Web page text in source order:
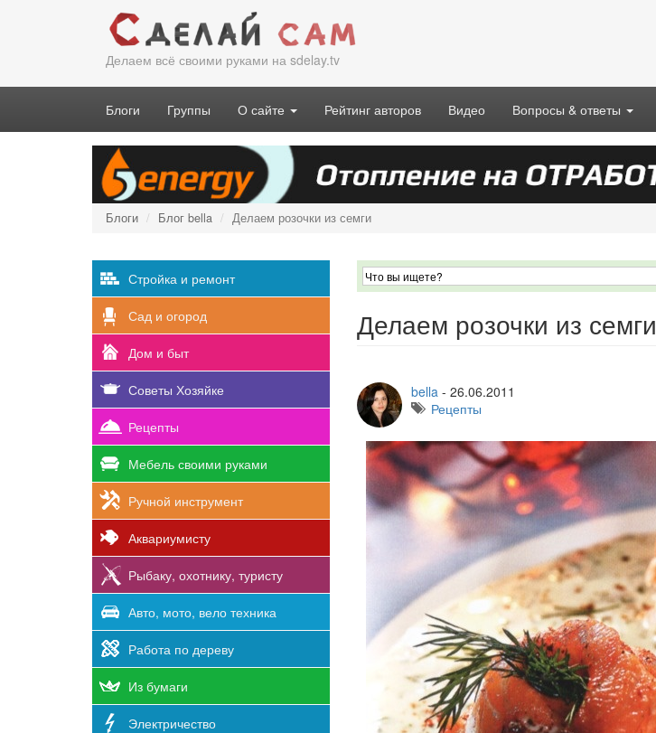
Делаем всё своими руками на sdelay.tv
Блоги Группы О сайте Рейтинг авторов Видео Вопросы & ответы
Блоги Блог bella Делаем розочки из семги
Стройка и ремонт
Сад и огород
Дом и быт
Советы Хозяйке
Рецепты
Мебель своими руками
Ручной инструмент
Аквариумисту
Рыбаку, охотнику, туристу
Авто, мото, вело техника
Работа по дереву
Из бумаги
Электричество
Делаем розочки из семги
bella - 26.06.2011
Рецепты